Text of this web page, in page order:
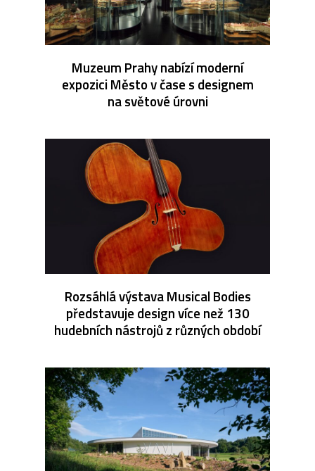
Muzeum Prahy nabízí moderní
expozici Město v čase s designem
na světové úrovni
Rozsáhlá výstava Musical Bodies
představuje design více než 130
hudebních nástrojů z různých období